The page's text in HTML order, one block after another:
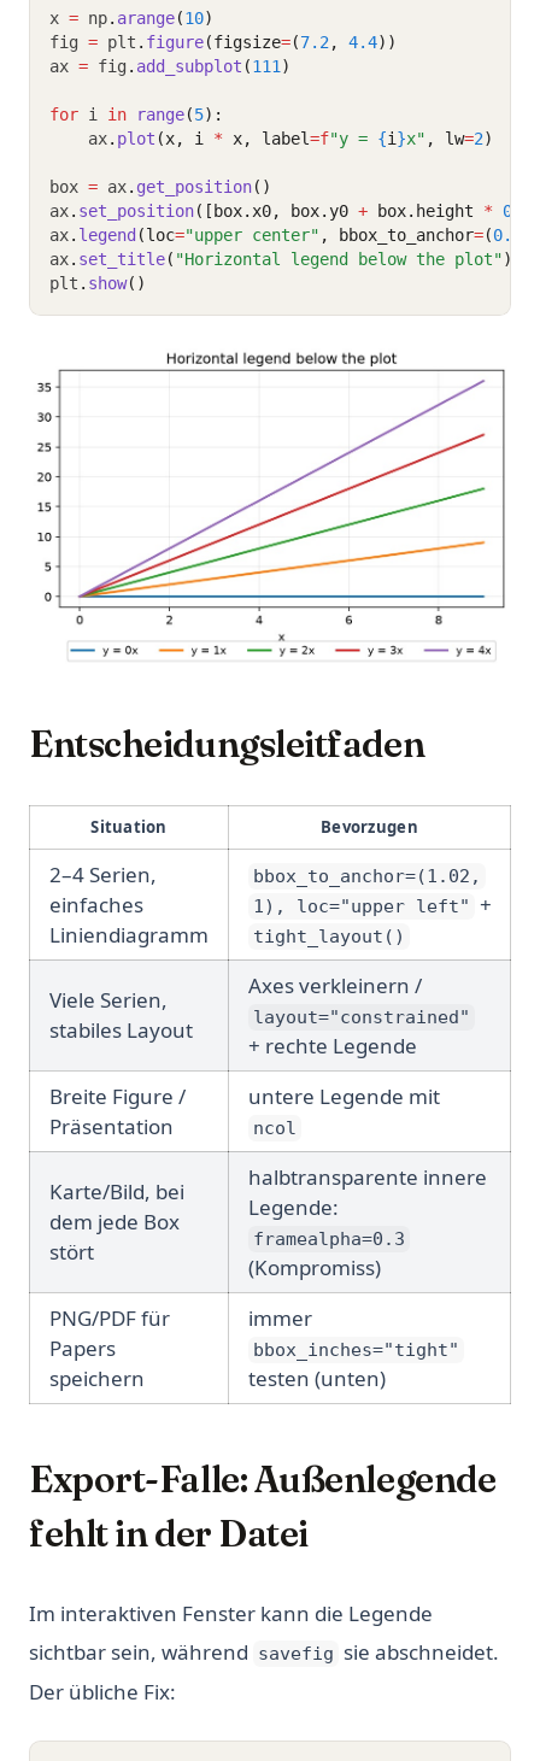
x = np. arange(10)
fig = plt . figure(figsize=(7.2 , 4.4))
ax = fig . add_subplot (111 )
for i in range(5):
    ax
. plot (x, i * x, label=f"y = {i }x" , lw=2)
box = ax. get_position()
ax. set_position([box.x0, box.y0 + box.height *
0.12
ax. legend (loc="upper center" , bbox_to_anchor=(0.5
ax. set_title( "Horizontal legend below the plot")
plt . show()
Entscheidungsleitfaden
Situation Bevorzugen
2–4 Serien,
einfaches
Liniendiagramm
bbox_to_anchor=(1.02,
1), loc="upper left" +
tight_layout()
Viele Serien,
stabiles Layout
Axes verkleinern /
layout="constrained"
+ rechte Legende
Breite Figure /
Präsentation
untere Legende mit
ncol
Karte/Bild, bei
dem jede Box
stört
halbtransparente innere
Legende:
framealpha=0.3
(Kompromiss)
PNG/PDF für
Papers
speichern
immer
bbox_inches="tight"
testen (unten)
Export-Falle: Außenlegende
fehlt in der Datei
Im interaktiven Fenster kann die Legende
sichtbar sein, während savefig sie abschneidet.
Der übliche Fix: